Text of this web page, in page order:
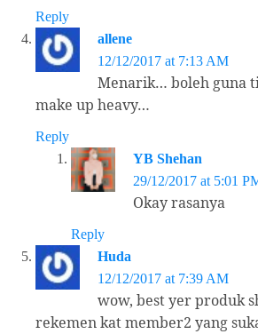
Reply
allene
12/12/2017 at 7:13 AM
Menarik… boleh guna
make up heavy…
Reply
YB Shehan
29/12/2017 at 5:01
Okay rasanya
Reply
Huda
12/12/2017 at 7:39 AM
wow, best yer produk
rekemen kat member2 yang